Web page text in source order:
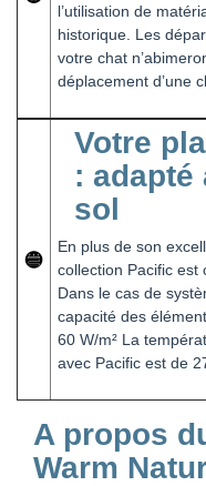
l’utilisation de
historique. Les
votre chat
déplacement d’une
Votre
: adapté
sol
En plus de son
collection Pacific est
Dans le cas de
capacité des
60 W/m² La
avec Pacific est de
A propos
Warm